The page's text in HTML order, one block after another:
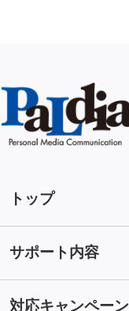
トップ
サポート内容
対応キャンペーン